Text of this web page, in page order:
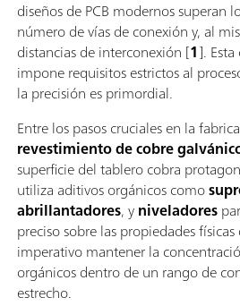
diseños de PCB modernos superan
número de vías de conexión y, al
distancias de interconexión [1].
impone requisitos estrictos al
la precisión es primordial.
Entre los pasos cruciales en la
revestimiento de cobre
superficie del tablero cobra
utiliza aditivos orgánicos como
abrillantadores, yniveladores
preciso sobre las propiedades
imperativo mantener la
orgánicos dentro de un rango de
estrecho.